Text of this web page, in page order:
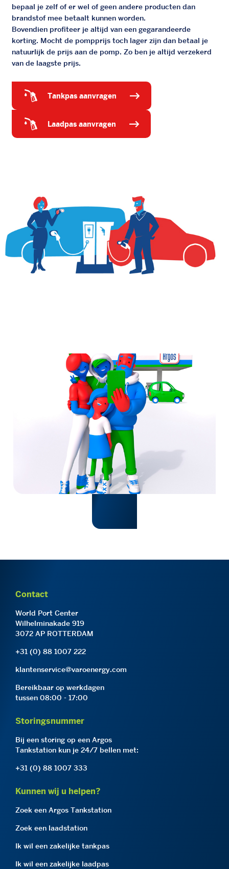
bepaal je zelf of er wel of geen andere producten dan
brandstof mee betaalt kunnen worden.
Bovendien profiteer je altijd van een gegarandeerde
korting. Mocht de pompprijs toch lager zijn dan betaal je
natuurlijk de prijs aan de pomp. Zo ben je altijd verzekerd
van de laagste prijs.
tankpas aanvragen
laadpas aanvragen
Contact
World Port Center
Wilhelminakade 919
3072 AP ROTTERDAM
+31 (0) 88 1007 222
klantenservice@varoenergy.com
Bereikbaar op werkdagen
tussen 08:00 - 17:00
Storingsnummer
Bij een storing op een Argos
Tankstation kun je 24/7 bellen met:
+31 (0) 88 1007 333
Kunnen wij u helpen?
Zoek een Argos Tankstation
Zoek een laadstation
Ik wil een zakelijke tankpas
Ik wil een zakelijke laadpas